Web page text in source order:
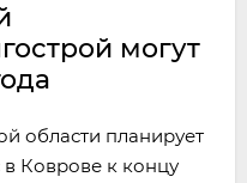
могут
области планирует
Коврове к концу